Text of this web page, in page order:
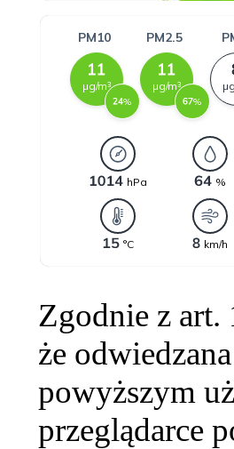
Zgodnie z art.
że
powyższym
przeglądarce